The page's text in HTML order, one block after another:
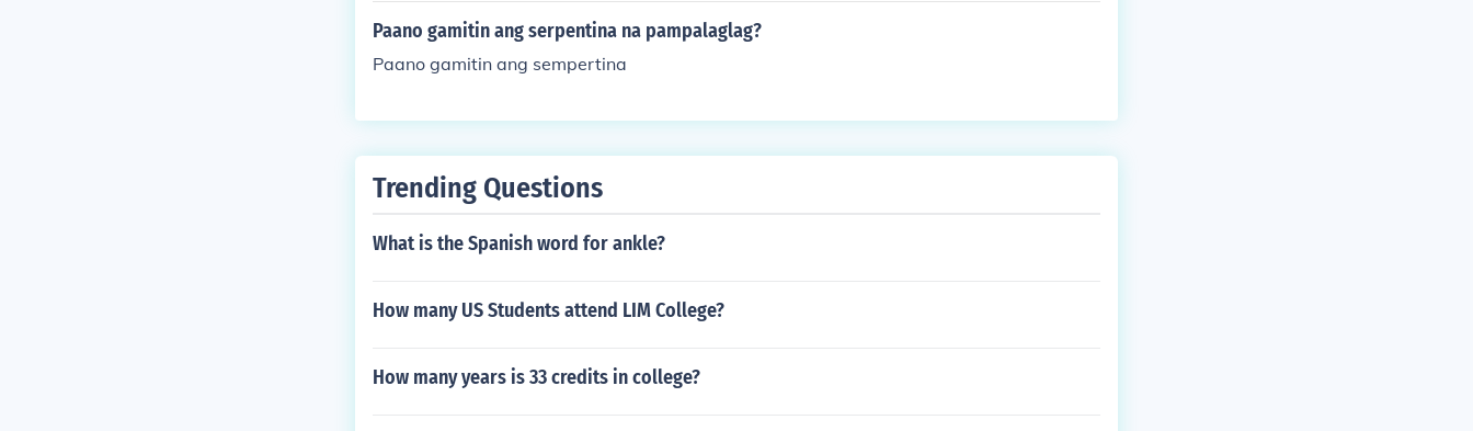
Paano gamitin ang serpentina na pampalaglag?
Paano gamitin ang sempertina
Trending Questions
What is the Spanish word for ankle?
How many US Students attend LIM College?
How many years is 33 credits in college?